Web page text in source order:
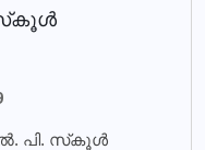
സ്‌കൂള്‍
പി. സ്‌കൂള്‍